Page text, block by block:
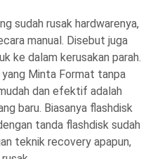
sudah rusak hardwarenya,
manual. Disebut juga
ke dalam kerusakan parah.
Minta Format tanpa
dan efektif adalah
baru. Biasanya flashdisk
tanda flashdisk sudah
teknik recovery apapun,